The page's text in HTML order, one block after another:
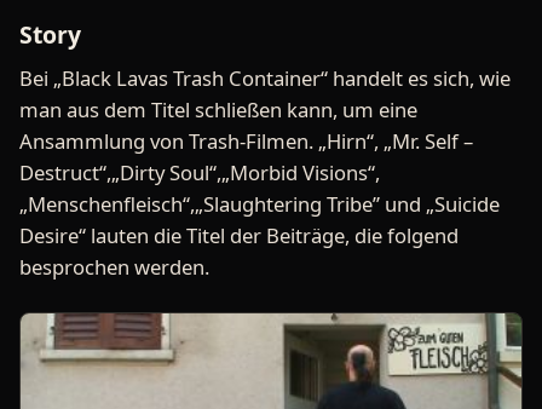
Story
Bei „Black Lavas Trash Container“ handelt es sich, wie
man aus dem Titel schließen kann, um eine
Ansammlung von Trash-Filmen. „Hirn“, „Mr. Self –
Destruct“,„Dirty Soul“,„Morbid Visions“,
„Menschenfleisch“,„Slaughtering Tribe” und „Suicide
Desire“ lauten die Titel der Beiträge, die folgend
besprochen werden.